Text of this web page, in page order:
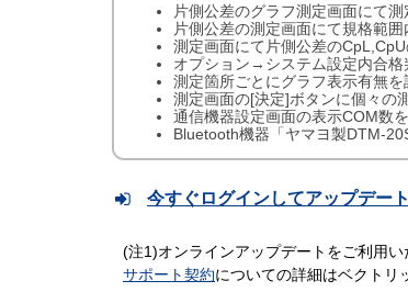
片側公差のグラフ測定画面にて
片側公差の測定画面にて規格範
測定画面にて片側公差の
オプション→システム設定内合格
測定箇所ごとにグラフ表示有無
測定画面の[決定]ボタンに個々の
通信機器設定画面の表示COM数
Bluetooth機器「ヤマヨ製DTM-
今すぐログインしてアップデー
(注1)オンラインアップデートをご利用い
サポート契約についての詳細はベクトリ